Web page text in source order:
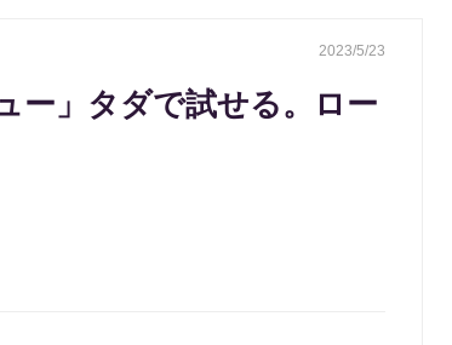
2023/5/23
ー」タダで試せる。ロー